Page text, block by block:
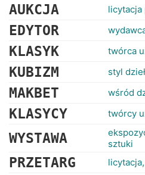
AUKCJA licytacja
EDYTOR
KLASYK twórca
KUBIZM styl
MAKBET wśród
KLASYCY twórcy
WYSTAWA
sztuki
PRZETARG